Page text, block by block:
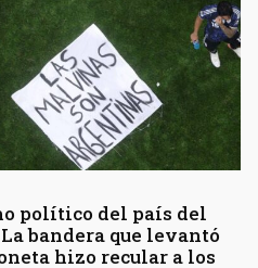
político del país del
bandera que levantó
hizo recular a los